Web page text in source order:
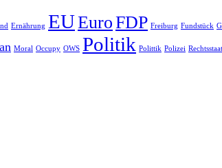
Ernährung EUEuroFDP Freiburg Fundstück
Moral Occupy OWS Politik Polittik Polizei Rechtsstaat